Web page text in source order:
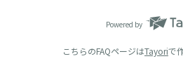
Powered by
こちらのFAQページはTayoriで